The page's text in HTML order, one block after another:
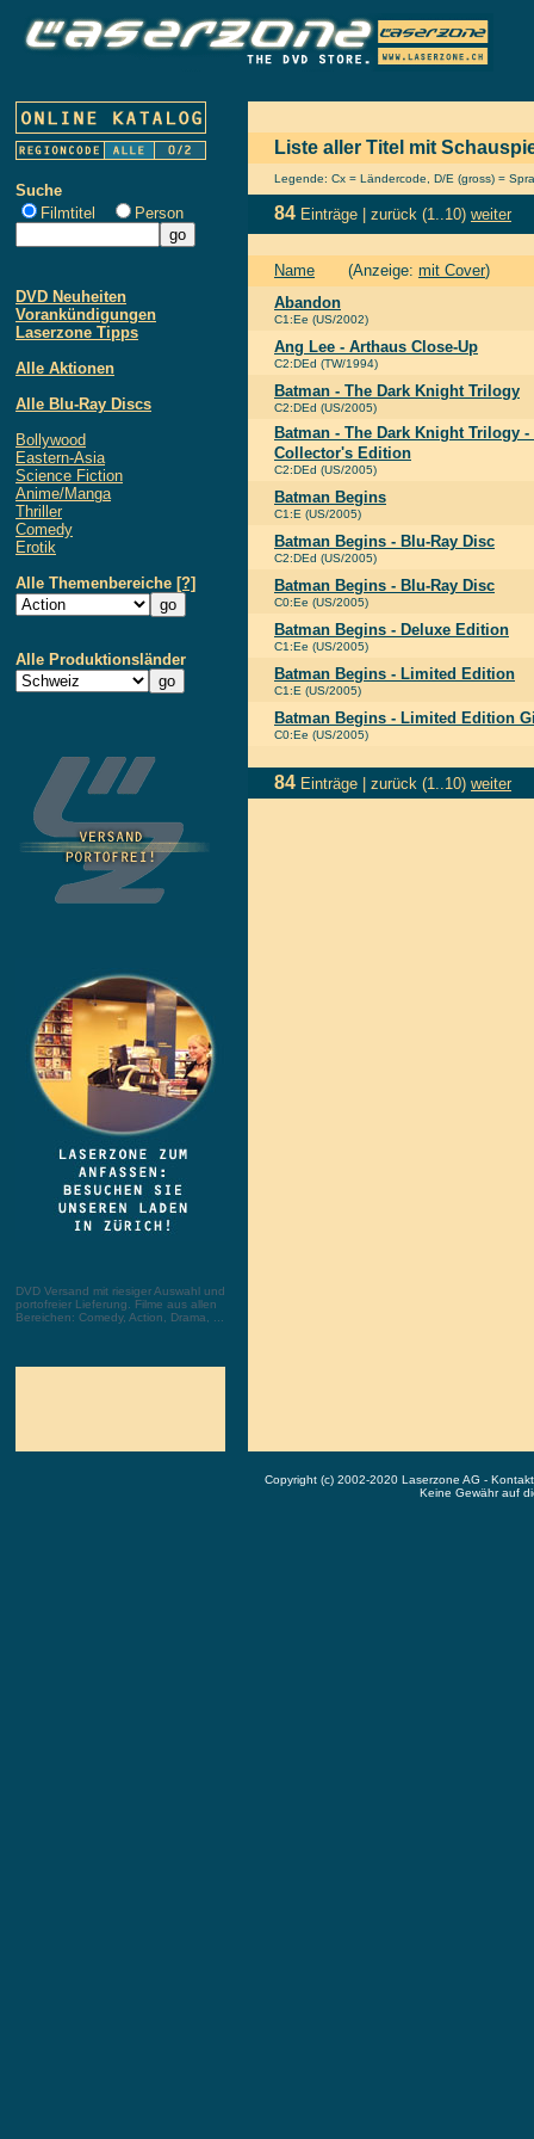
Suche
Filmtitel
Person
DVD Neuheiten
Vorankündigungen
Laserzone Tipps
Alle Aktionen
Alle Blu-Ray Discs
Bollywood
Eastern-Asia
Science Fiction
Anime/Manga
Thriller
Comedy
Erotik
Alle Themenbereiche [?]
Alle Produktionsländer
DVD Versand mit riesiger Auswahl und
portofreier Lieferung. Filme aus allen
Bereichen: Comedy, Action, Drama, ...
Liste aller Titel mit
Legende: Cx = Ländercode, D/E (gross) =
84 Einträge | zurück (1..10) weiter
Name (Anzeige: mit Cover)
Abandon
C1:Ee (US/2002)
Ang Lee - Arthaus Close-Up
C2:DEd (TW/1994)
Batman - The Dark Knight Trilogy
C2:DEd (US/2005)
Batman - The Dark Knight Trilogy
Collector's Edition
C2:DEd (US/2005)
Batman Begins
C1:E (US/2005)
Batman Begins - Blu-Ray Disc
C2:DEd (US/2005)
Batman Begins - Blu-Ray Disc
C0:Ee (US/2005)
Batman Begins - Deluxe Edition
C1:Ee (US/2005)
Batman Begins - Limited Edition
C1:E (US/2005)
Batman Begins - Limited Edition
C0:Ee (US/2005)
84 Einträge | zurück (1..10) weiter
Copyright (c) 2002-2020 Laserzone AG -
Keine Gewähr auf